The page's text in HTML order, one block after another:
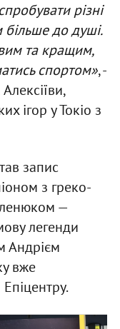
різні
більше до душі.
та кращим,
спортом», -
ігор у Токіо з
запис
з греко-
—
легенди
Андрієм
вже